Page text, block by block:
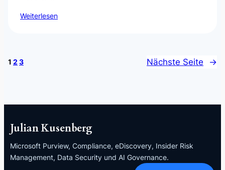
Weiterlesen
1 2 3 Nächste Seite →
Julian Kusenberg
Microsoft Purview, Compliance, eDiscovery, Insider Risk
Management, Data Security und AI Governance.